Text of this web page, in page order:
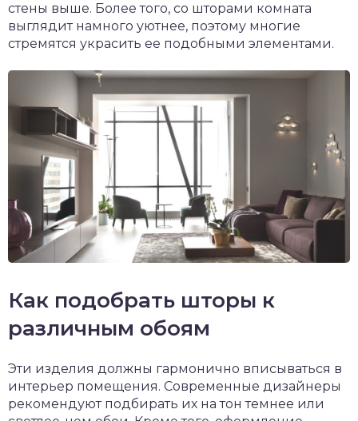
стены выше. Более того, со шторами комната
выглядит намного уютнее, поэтому многие
стремятся украсить ее подобными элементами.
Как подобрать шторы к
различным обоям
Эти изделия должны гармонично вписываться в
интерьер помещения. Современные дизайнеры
рекомендуют подбирать их на тон темнее или